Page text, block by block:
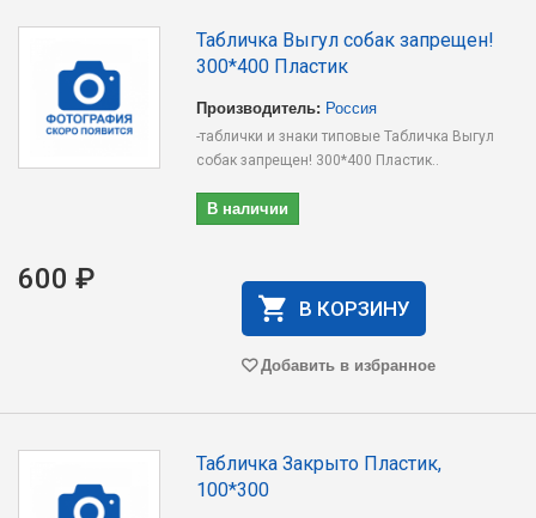
Табличка Выгул собак запрещен!
300*400 Пластик
Производитель: Россия
-таблички и знаки типовые Табличка Выгул
собак запрещен! 300*400 Пластик..
В наличии
600 ₽
В КОРЗИНУ
Добавить в избранное
Табличка Закрыто Пластик,
100*300